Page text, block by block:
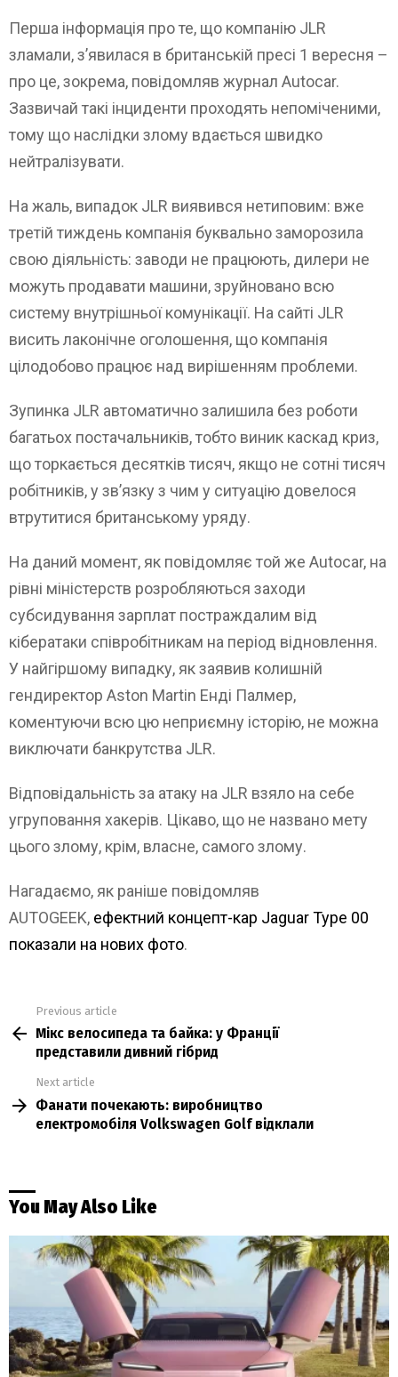
Перша інформація про те, що компанію JLR
зламали, з’явилася в британській пресі 1 вересня –
про це, зокрема, повідомляв журнал Autocar.
Зазвичай такі інциденти проходять непоміченими,
тому що наслідки злому вдається швидко
нейтралізувати.
На жаль, випадок JLR виявився нетиповим: вже
третій тиждень компанія буквально заморозила
свою діяльність: заводи не працюють, дилери не
можуть продавати машини, зруйновано всю
систему внутрішньої комунікації. На сайті JLR
висить лаконічне оголошення, що компанія
цілодобово працює над вирішенням проблеми.
Зупинка JLR автоматично залишила без роботи
багатьох постачальників, тобто виник каскад криз,
що торкається десятків тисяч, якщо не сотні тисяч
робітників, у зв’язку з чим у ситуацію довелося
втрутитися британському уряду.
На даний момент, як повідомляє той же Autocar, на
рівні міністерств розробляються заходи
субсидування зарплат постраждалим від
кібератаки співробітникам на період відновлення.
У найгіршому випадку, як заявив колишній
гендиректор Aston Martin Енді Палмер,
коментуючи всю цю неприємну історію, не можна
виключати банкрутства JLR.
Відповідальність за атаку на JLR взяло на себе
угруповання хакерів. Цікаво, що не названо мету
цього злому, крім, власне, самого злому.
Нагадаємо, як раніше повідомляв
AUTOGEEK, ефектний концепт-кар Jaguar Type 00
показали на нових фото.
more
Previous article
Мікс велосипеда та байка: у Франції
представили дивний гібрид
Next article
Фанати почекають: виробництво
електромобіля Volkswagen Golf відклали
You May Also Like